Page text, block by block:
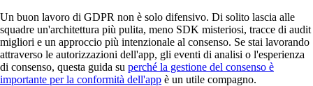
Un buon lavoro di GDPR non è solo difensivo. Di solito lascia alle
squadre un'architettura più pulita, meno SDK misteriosi, tracce di audit
migliori e un approccio più intenzionale al consenso. Se stai lavorando
attraverso le autorizzazioni dell'app, gli eventi di analisi o l'esperienza
di consenso, questa guida su perché la gestione del consenso è
importante per la conformità dell'app è un utile compagno.